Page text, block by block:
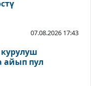
07.08.2026 17:43
айып пул